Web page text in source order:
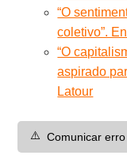
“O
coletivo”.
“O
aspirado
Latour
⚠️ Comunicar erro